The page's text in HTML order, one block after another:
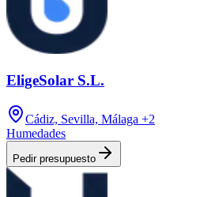
EligeSolar S.L.
Cádiz, Sevilla, Málaga +2
Humedades
Pedir presupuesto